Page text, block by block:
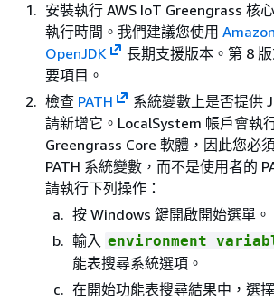
安裝執行 AWS IoT Greengrass 核
執行時間。我們建議您使用
OpenJDK
長期支援版本。第 8
要項目。
檢查 PATH
系統變數上是否提供
請新增它。LocalSystem 帳戶會執
Greengrass Core 軟體，因此您必
PATH 系統變數，而不是使用者的
請執行下列操作：
按 Windows 鍵開啟開始選單。
輸入 environment
能表搜尋系統選項。
在開始功能表搜尋結果中，選擇